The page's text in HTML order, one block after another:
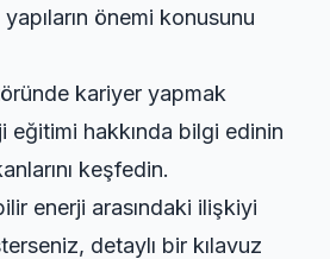
önemi konusunu
kariyer yapmak
eğitimi hakkında bilgi edinin
keşfedin.
enerji arasındaki ilişkiyi
detaylı bir kılavuz